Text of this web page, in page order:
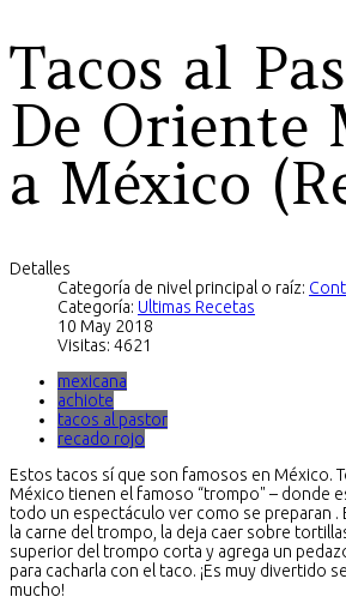
Tacos al
De Oriente
a México
Detalles
Categoría de nivel principal o raíz:
Categoría: Ultimas Recetas
10 May 2018
Visitas: 4621
mexicana
achiote
tacos al pastor
recado rojo
Estos tacos sí que son famosos en México.
México tienen el famoso “trompo" – donde
todo un espectáculo ver como se preparan .
la carne del trompo, la deja caer sobre
superior del trompo corta y agrega un
para cacharla con el taco. ¡Es muy divertido
mucho!